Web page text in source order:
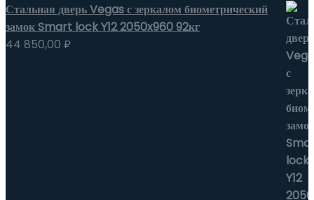
Стальная дверь Vegas с зеркалом биометрический
замок Smart lock Y12 2050x960 92кг
44 850,00 ₽